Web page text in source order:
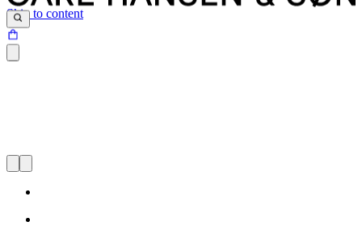
Skip to content